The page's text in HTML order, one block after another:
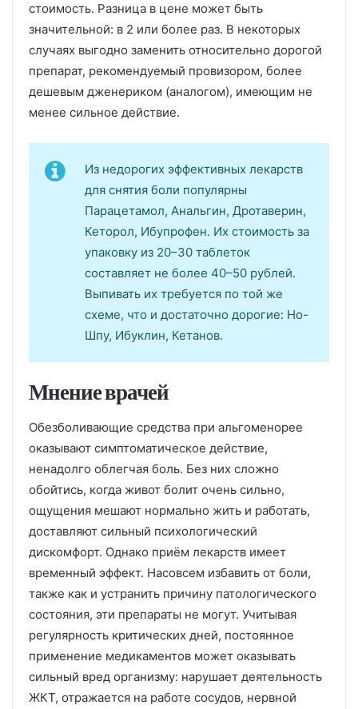
стоимость. Разница в цене может быть
значительной: в 2 или более раз. В некоторых
случаях выгодно заменить относительно дорогой
препарат, рекомендуемый провизором, более
дешевым дженериком (аналогом), имеющим не
менее сильное действие.
Из недорогих эффективных лекарств
для снятия боли популярны
Парацетамол, Анальгин, Дротаверин,
Кеторол, Ибупрофен. Их стоимость за
упаковку из 20–30 таблеток
составляет не более 40–50 рублей.
Выпивать их требуется по той же
схеме, что и достаточно дорогие: Но-
Шпу, Ибуклин, Кетанов.
Мнение врачей
Обезболивающие средства при альгоменорее
оказывают симптоматическое действие,
ненадолго облегчая боль. Без них сложно
обойтись, когда живот болит очень сильно,
ощущения мешают нормально жить и работать,
доставляют сильный психологический
дискомфорт. Однако приём лекарств имеет
временный эффект. Насовсем избавить от боли,
также как и устранить причину патологического
состояния, эти препараты не могут. Учитывая
регулярность критических дней, постоянное
применение медикаментов может оказывать
сильный вред организму: нарушает деятельность
ЖКТ, отражается на работе сосудов, нервной